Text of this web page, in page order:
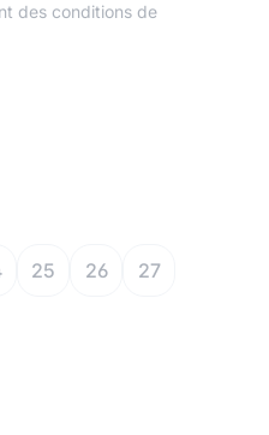
des conditions de
25 26 27